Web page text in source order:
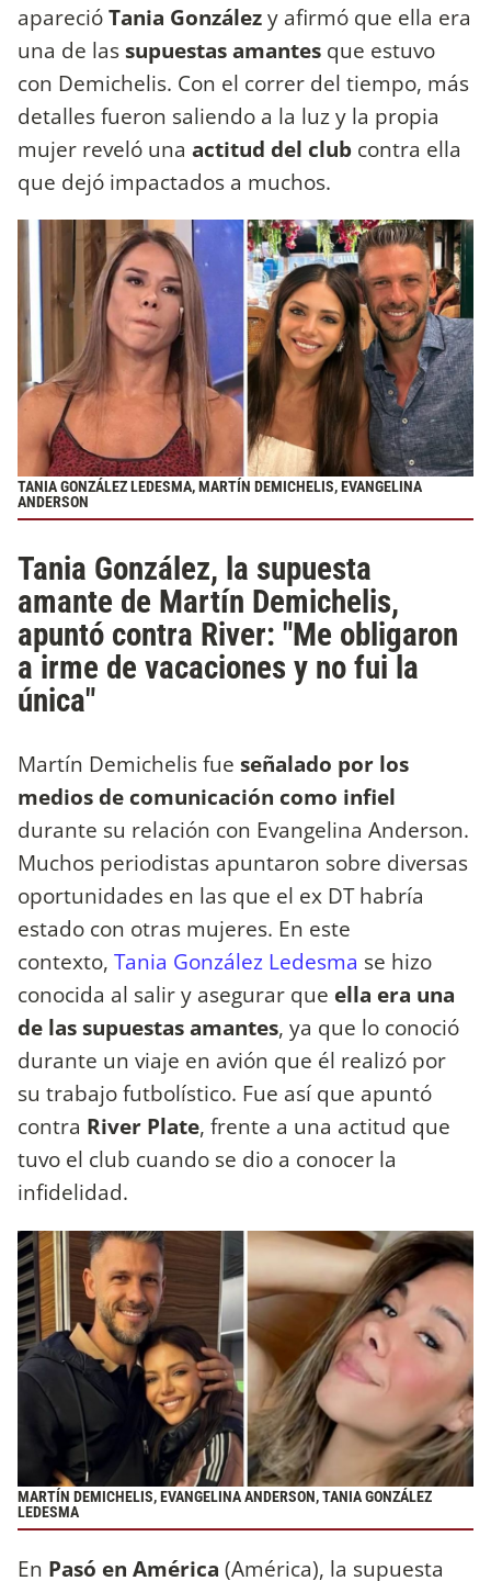
aparecióTania Gonzálezy afirmó que ella era
una de lassupuestas amantes que estuvo
con Demichelis. Con el correr del tiempo, más
detalles fueron saliendo a la luz y la propia
mujer reveló una actitud del club contra ella
que dejó impactados a muchos.
TANIA GONZÁLEZ LEDESMA, MARTÍN DEMICHELIS, EVANGELINA
ANDERSON
Tania González, la supuesta
amante de Martín Demichelis,
apuntó contra River: "Me obligaron
a irme de vacaciones y no fui la
única"
Martín Demichelis fue señalado por los
medios de comunicación como infiel
durante su relación con Evangelina Anderson.
Muchos periodistas apuntaron sobre diversas
oportunidades en las que el ex DT habría
estado con otras mujeres. En este
contexto, Tania González Ledesma se hizo
conocida al salir y asegurar que ella era una
de las supuestas amantes, ya que lo conoció
durante un viaje en avión que él realizó por
su trabajo futbolístico. Fue así que apuntó
contra River Plate, frente a una actitud que
tuvo el club cuando se dio a conocer la
infidelidad.
MARTÍN DEMICHELIS, EVANGELINA ANDERSON, TANIA GONZÁLEZ
LEDESMA
En Pasó en América (América), la supuesta